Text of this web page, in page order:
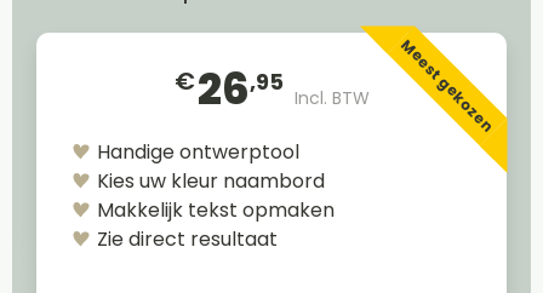
€26,95
Incl. BTW Meest gekozen
Handige ontwerptool
Kies uw kleur naambord
Makkelijk tekst opmaken
Zie direct resultaat